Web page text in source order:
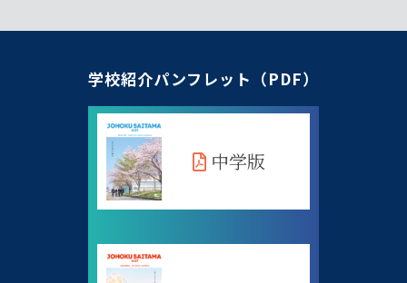
学校紹介パンフレット（PDF）
中学版